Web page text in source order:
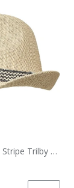
French Connection Herre Stripe Trilby Hatte Ecru